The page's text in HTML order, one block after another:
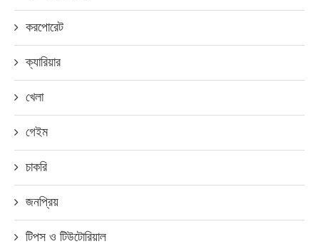
করপোরেট
ক্যারিয়ার
খেলা
গেইম
চাকরি
জনপ্রিয়
টিপস ও টিউটোরিয়াল